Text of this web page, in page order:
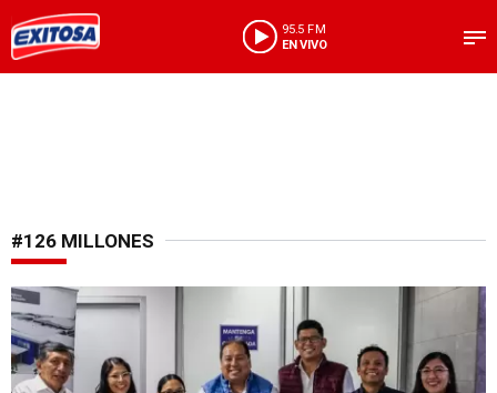
95.5 FM
EN VIVO
#126 MILLONES
Inversión educativa en marcha